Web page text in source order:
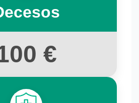
€